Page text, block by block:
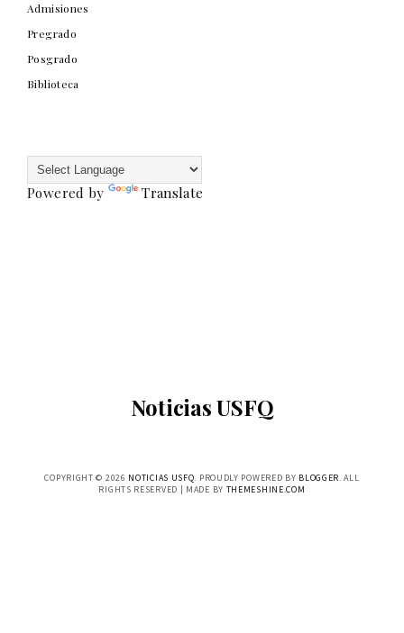
Admisiones
Pregrado
Posgrado
Biblioteca
Powered by Translate
Noticias USFQ
COPYRIGHT © 2026 NOTICIAS USFQ. PROUDLY POWERED BY BLOGGER. ALL
RIGHTS RESERVED | MADE BY THEMESHINE.COM